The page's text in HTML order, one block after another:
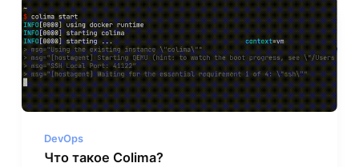
DevOps
Что такое Colima?